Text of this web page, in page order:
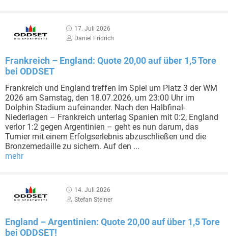
17. Juli 2026
Daniel Fridrich
Frankreich – England: Quote 20,00 auf über 1,5 Tore
bei ODDSET
Frankreich und England treffen im Spiel um Platz 3 der WM
2026 am Samstag, den 18.07.2026, um 23:00 Uhr im
Dolphin Stadium aufeinander. Nach den Halbfinal-
Niederlagen – Frankreich unterlag Spanien mit 0:2, England
verlor 1:2 gegen Argentinien – geht es nun darum, das
Turnier mit einem Erfolgserlebnis abzuschließen und die
Bronzemedaille zu sichern. Auf den ...
mehr
14. Juli 2026
Stefan Steiner
England – Argentinien: Quote 20,00 auf über 1,5 Tore
bei ODDSET!